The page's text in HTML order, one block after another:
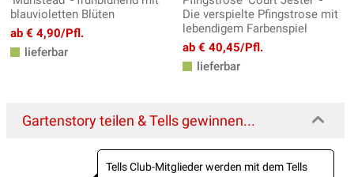
blauvioletten Blüten
ab € 4,90/Pfl.
lieferbar
Die verspielte Pfingstrose mit
lebendigem Farbenspiel
ab € 40,45/Pfl.
lieferbar
Gartenstory teilen & Tells gewinnen...
Tells Club-Mitglieder werden mit dem Tells